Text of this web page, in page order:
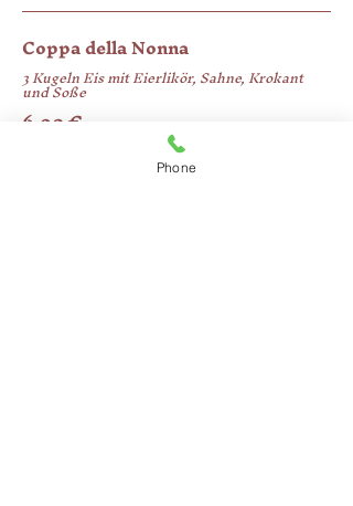
Coppa della Nonna
3 Kugeln Eis mit Eierlikör, Sahne, Krokant
und Soße
6,90 €
Phone